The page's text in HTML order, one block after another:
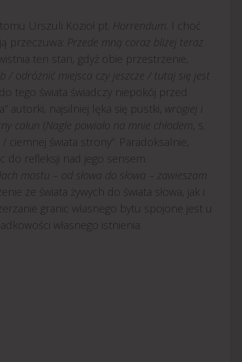
Urszuli Kozioł pt. Horrendum. I choć
przeczuwa: Przede mną coraz bliżej teraz
ten stan, gdyż obie przestrzenie,
/ odróżnić miejsca czy jeszcze / tutaj się jest
tego świata świadczy niepokój przed
autorki, najsilniej lęka się pustki, wrogiej i
całun (Nagle powiało na mnie chłodem , s.
świata strony”. Paradoksalnie,
do refleksji nad jego sensem.
mostu – od słowa do słowa – zawieszam
ze świata żywych do świata słowa, jak i
granic własnego bytu spojone jest u
własnego istnienia: